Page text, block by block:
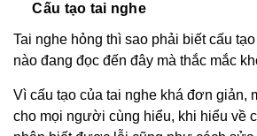
Cấu tạo tai nghe
Tai nghe hỏng thì sao phải biết cấu
nào đang đọc đến đây mà thắc mắc
Vì cấu tạo của tai nghe khá đơn giản,
cho mọi người cùng hiểu, khi hiểu về